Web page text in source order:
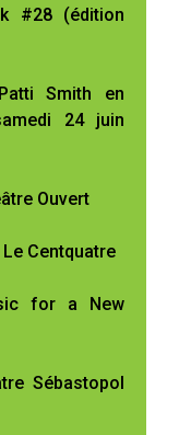
#28 (édition
Smith en
24 juin
Ouvert
Centquatre
for a New
Sébastopol